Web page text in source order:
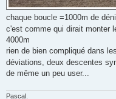
chaque boucle =1000m de
c'est comme qui dirait monter
4000m
rien de bien compliqué dans
déviations, deux descentes
de même un peu user...
Pascal.